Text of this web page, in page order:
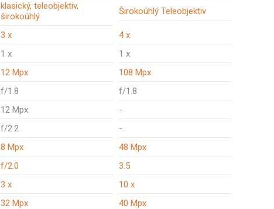
klasický, teleobjektiv,
širokoúhlý
Širokoúhlý Teleobjektiv
3 x
4 x
1 x
1 x
12 Mpx
108 Mpx
f/1.8
f/1.8
12 Mpx
-
f/2.2
-
8 Mpx
48 Mpx
f/2.0
3.5
3 x
10 x
32 Mpx
40 Mpx